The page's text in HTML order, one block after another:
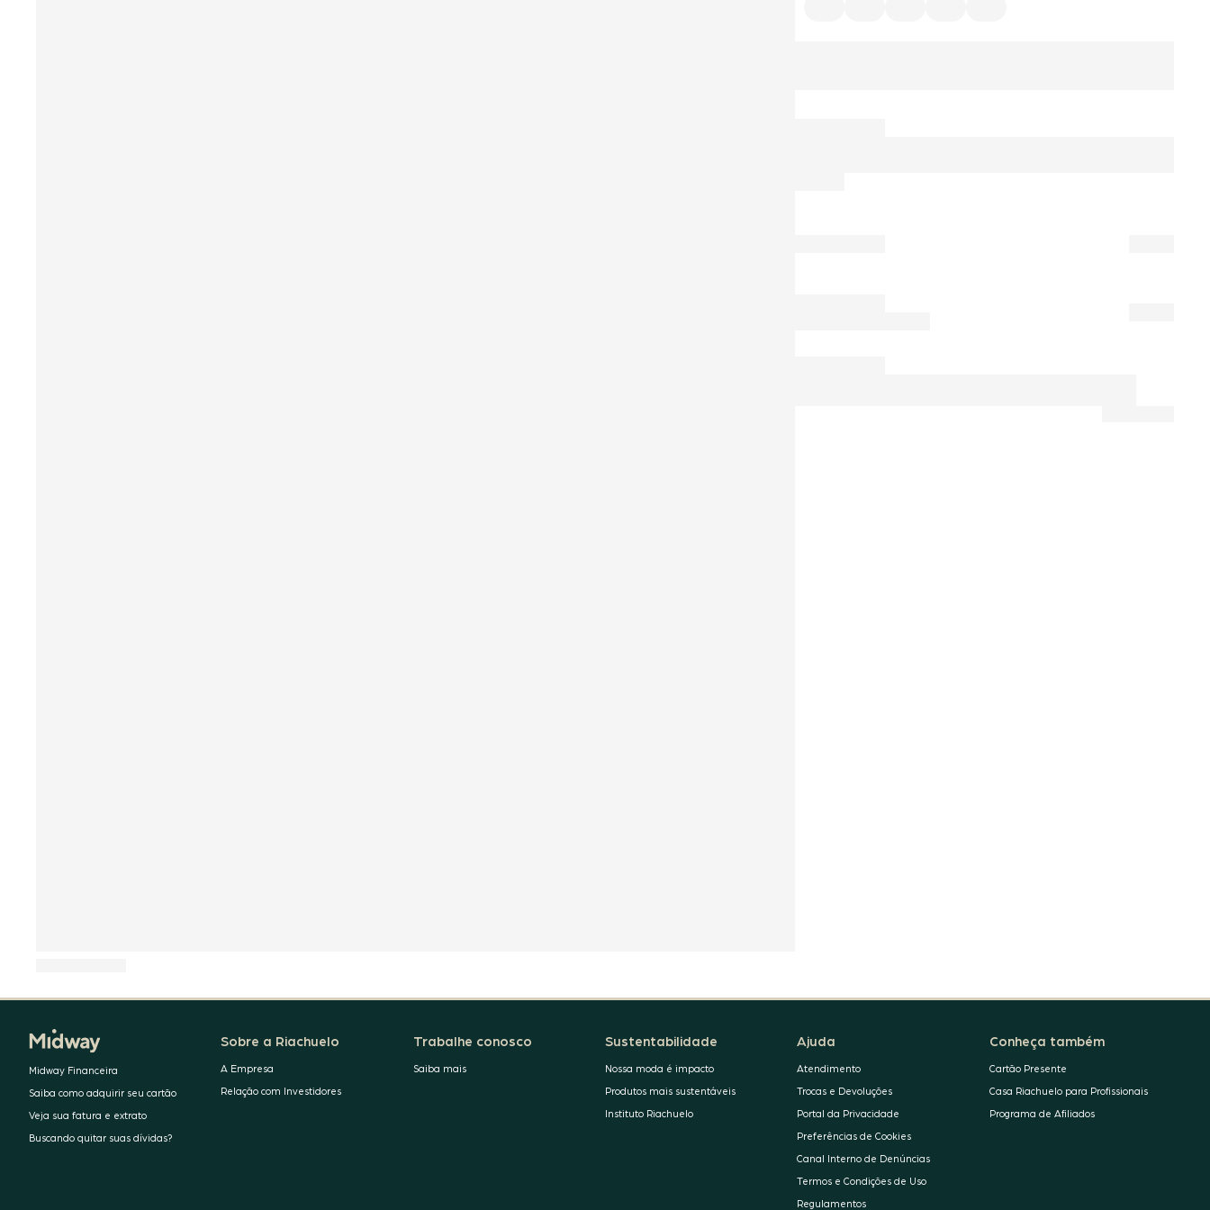
Midway Financeira
Saiba como adquirir seu cartão
Veja sua fatura e extrato
Buscando quitar suas dívidas?
Sobre a Riachuelo
A Empresa
Relação com Investidores
Trabalhe conosco
Saiba mais
Sustentabilidade
Nossa moda é impacto
Produtos mais sustentáveis
Instituto Riachuelo
Ajuda
Atendimento
Trocas e Devoluções
Portal da Privacidade
Preferências de Cookies
Canal Interno de Denúncias
Termos e Condições de Uso
Regulamentos
Conheça também
Cartão Presente
Casa Riachuelo para Profissionais
Programa de Afiliados